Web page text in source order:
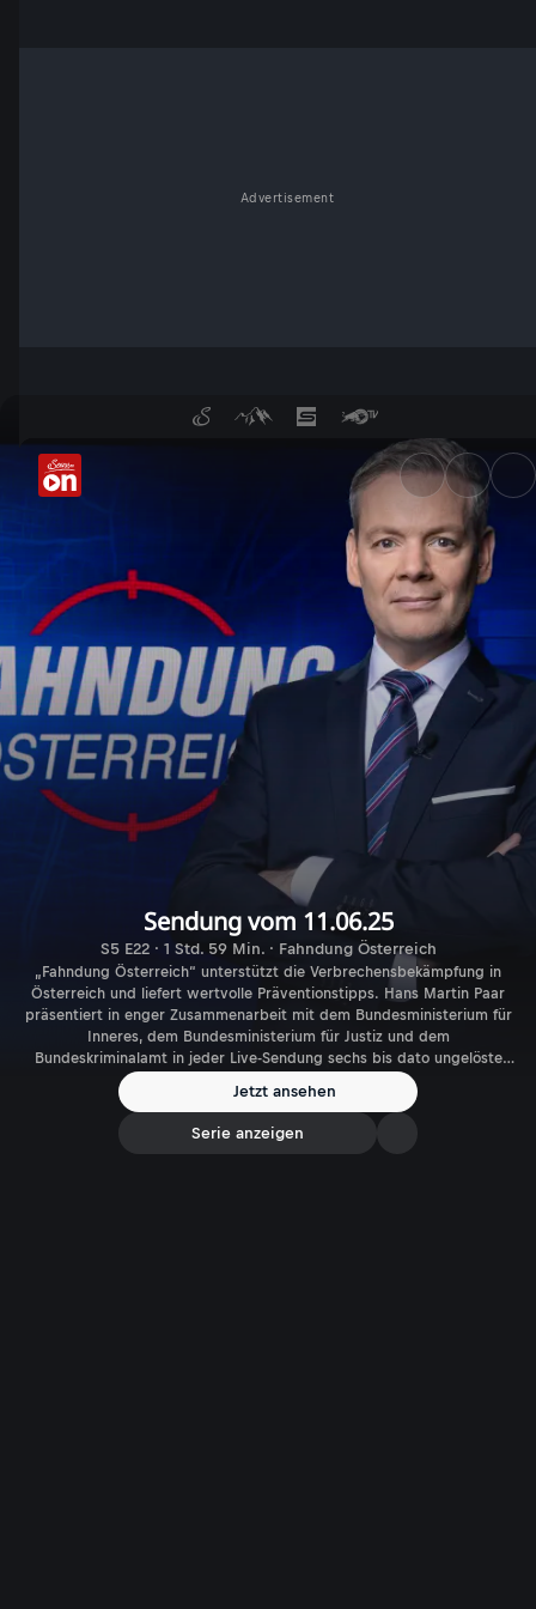
Advertisement
Fahndung Österreich - die
Sendung vom 11.06.25
S5 E22 · 1 Std. 59 Min. · Fahndung Österreich
„Fahndung Österreich“ unterstützt die Verbrechensbekämpfung in
Österreich und liefert wertvolle Präventionstipps. Hans Martin Paar
präsentiert in enger Zusammenarbeit mit dem Bundesministerium für
Inneres, dem Bundesministerium für Justiz und dem
Bundeskriminalamt in jeder Live-Sendung sechs bis dato ungelöste
Kriminalfälle. Die Hilfe der Zuschauer ist gefragt, wenn es darum geht
ungelöste Fälle aufzuklären, unbekannte Täter zu identifizieren oder
flüchtige Verbrecher aufzuspüren.
Jetzt ansehen
Serie anzeigen